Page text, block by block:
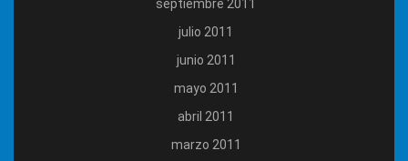
septiembre 2011
julio 2011
junio 2011
mayo 2011
abril 2011
marzo 2011